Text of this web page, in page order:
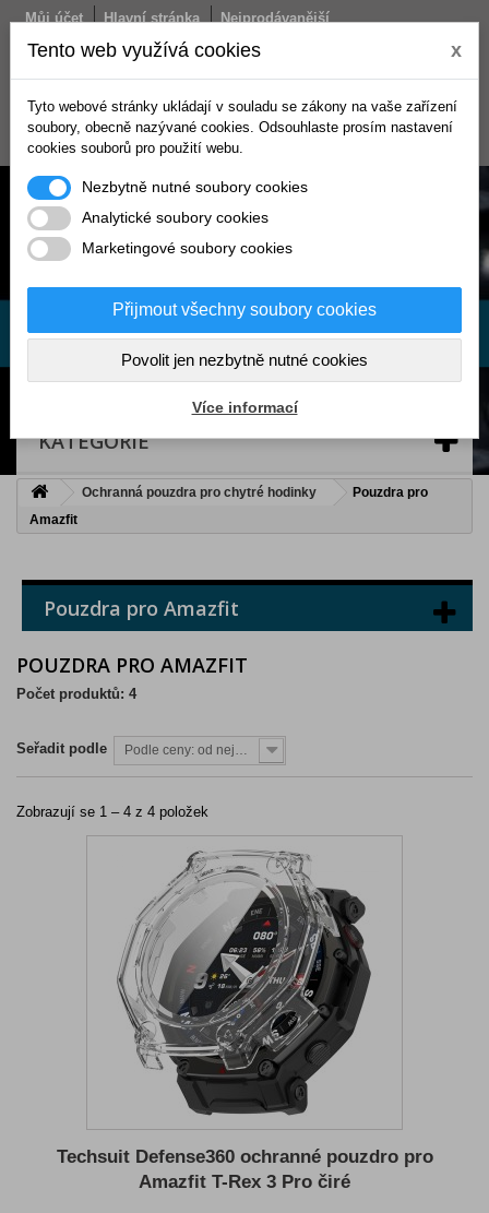
Můj účet Hlavní stránka
Nejprodávanější
Obchodní podmínky
Doprava
Košík (prázdný)
KATEGORIE
Ochranná pouzdra pro chytré hodinky
Pouzdra pro
Amazfit
Pouzdra pro Amazfit
POUZDRA PRO AMAZFIT
Počet produktů: 4
Seřadit podle Podle ceny: od nejnižší
Zobrazují se 1 – 4 z 4 položek
Techsuit Defense360 ochranné pouzdro pro
Amazfit T-Rex 3 Pro čiré
Tento web využívá cookies x
Tyto webové stránky ukládají v souladu se zákony na vaše zařízení
soubory, obecně nazývané cookies. Odsouhlaste prosím nastavení
cookies souborů pro použití webu.
Nezbytně nutné soubory cookies
Analytické soubory cookies
Marketingové soubory cookies
Přijmout všechny soubory cookies
Povolit jen nezbytně nutné cookies
Více informací